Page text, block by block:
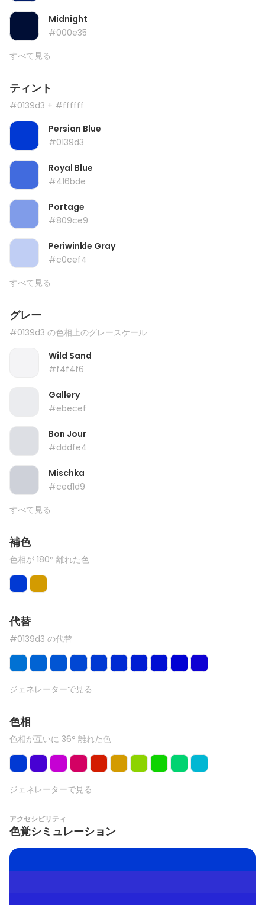
Midnight
#000e35
すべて見る
ティント
#0139d3 + #ffffff
Persian Blue
#0139d3
Royal Blue
#416bde
Portage
#809ce9
Periwinkle Gray
#c0cef4
すべて見る
グレー
#0139d3 の色相上のグレースケール
Wild Sand
#f4f4f6
Gallery
#ebecef
Bon Jour
#dddfe4
Mischka
#ced1d9
すべて見る
補色
色相が 180° 離れた色
代替
#0139d3 の代替
ジェネレーターで見る
色相
色相が互いに 36° 離れた色
ジェネレーターで見る
アクセシビリティ
色覚シミュレーション